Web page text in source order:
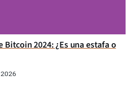
Bitcoin 2024: ¿Es una estafa o